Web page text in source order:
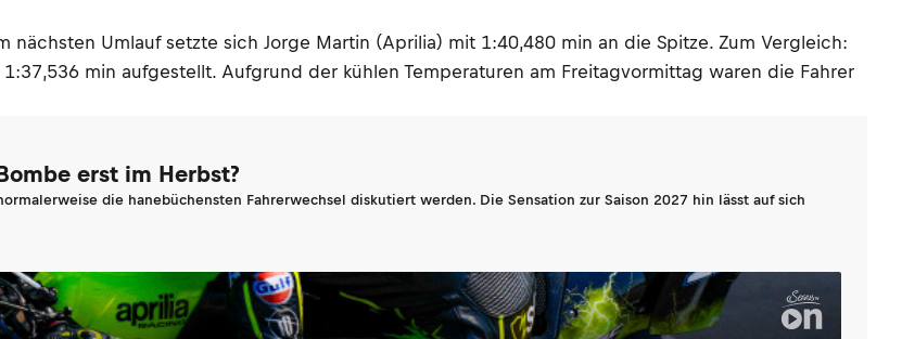
Umlauf setzte sich Jorge Martin (Aprilia) mit 1:40,480 min an die Spitze. Zum Vergleich:
min aufgestellt. Aufgrund der kühlen Temperaturen am Freitagvormittag waren die Fahrer
erst im Herbst?
die hanebüchensten Fahrerwechsel diskutiert werden. Die Sensation zur Saison 2027 hin lässt auf sich